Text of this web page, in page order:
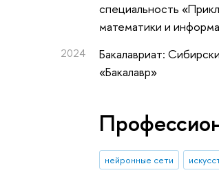
специальность
математики и
2024
Бакалавриат:
«Бакалавр»
нейронные сети